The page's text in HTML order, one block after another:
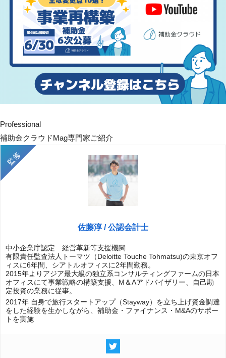
Professional
補助金クラウドMag専門家ご紹介
佐藤淳 / 公認会計士
中小企業庁認定 経営革新等支援機関
有限責任監査法人トーマツ（Deloitte Touche Tohmatsu)の東京オフ
ィスに6年間、シアトルオフィスに2年間勤務。
2015年よりアジア最大級の独立系コンサルティングファームの日本
オフィスにて事業戦略の構築支援、M＆Aアドバイザリー、自己勘
定投資の業務に従事。
2017年 自身で旅行スタートアップ（Stayway）を立ち上げ資金調達
をした経験を生かしながら、補助金・ファイナンス・M&Aのサポー
トを実施